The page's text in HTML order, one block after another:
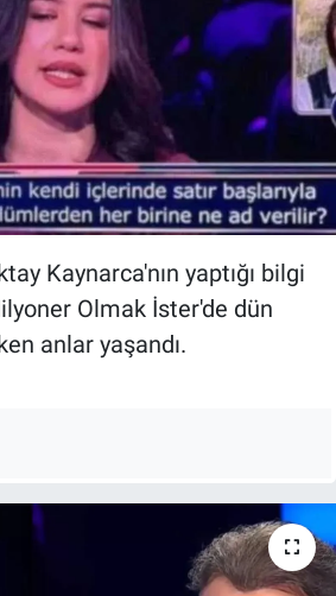
Kaynarca'nın yaptığı bilgi
Olmak İster'de dün
anlar yaşandı.